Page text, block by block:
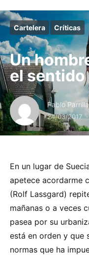
Cartelera Críticas
Un
el sentido
Pablo Parrilla
24/03/2017
En un lugar de
apetece acordarme
(Rolf Lassgard)
mañanas o a veces
pasea por su
está en orden y que
normas que ha